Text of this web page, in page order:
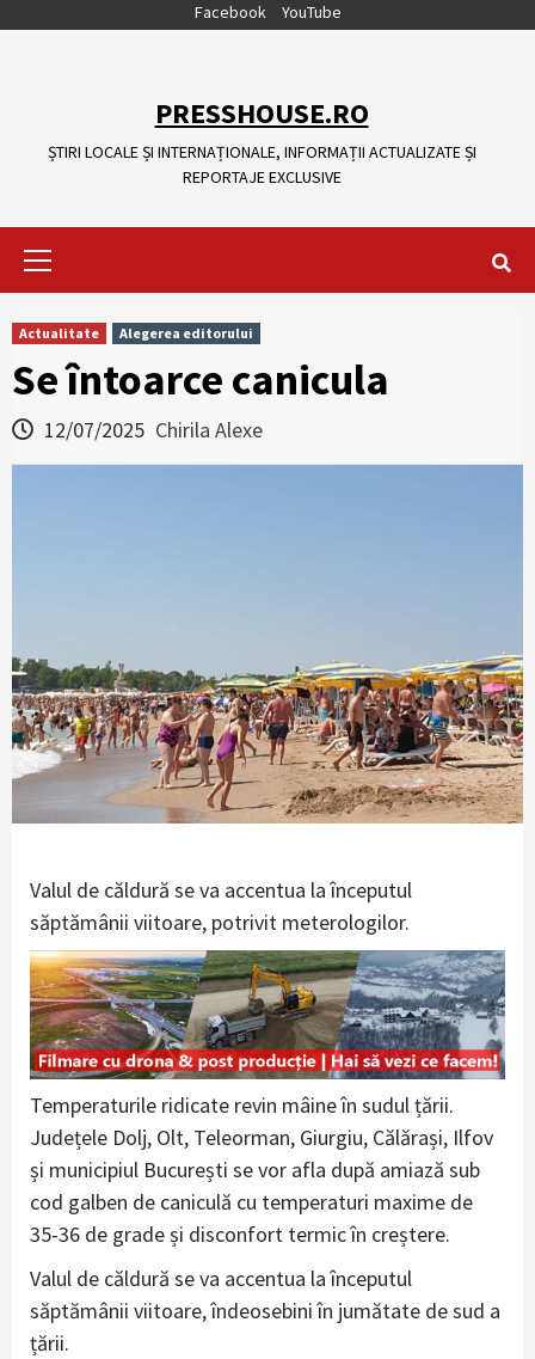
Facebook YouTube
PRESSHOUSE.RO
ȘTIRI LOCALE ȘI INTERNAȚIONALE, INFORMAȚII ACTUALIZATE ȘI
REPORTAJE EXCLUSIVE
Actualitate Alegerea editorului
Se întoarce canicula
12/07/2025 Chirila Alexe
Valul de căldură se va accentua la începutul
săptămânii viitoare, potrivit meterologilor.
Temperaturile ridicate revin mâine în sudul țării.
Județele Dolj, Olt, Teleorman, Giurgiu, Călărași, Ilfov
și municipiul București se vor afla după amiază sub
cod galben de caniculă cu temperaturi maxime de
35-36 de grade și disconfort termic în creștere.
Valul de căldură se va accentua la începutul
săptămânii viitoare, îndeosebini în jumătate de sud a
țării.